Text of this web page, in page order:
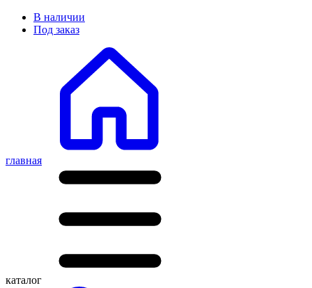
В наличии
Под заказ
главная
каталог